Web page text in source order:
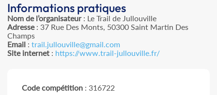
Informations pratiques
Nom de l’organisateur: Le Trail de Jullouville
Adresse: 37 Rue Des Monts, 50300 Saint Martin Des
Champs
Email : trail.jullouville@gmail.com
Site internet : https://www.trail-jullouville.fr/
Code compétition : 316722